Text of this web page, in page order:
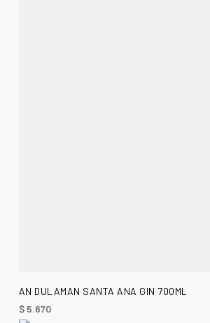
AÑADIR AL CARRITO
AN DULAMAN SANTA ANA GIN 700ML
$5.670